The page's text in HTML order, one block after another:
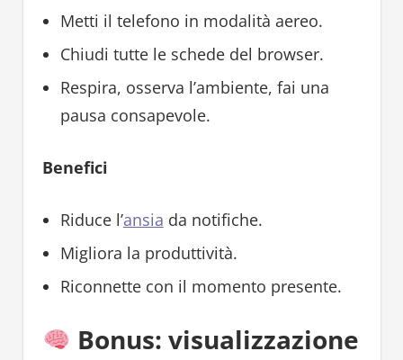
Metti il telefono in modalità aereo.
Chiudi tutte le schede del browser.
Respira, osserva l’ambiente, fai una
pausa consapevole.
Benefici
Riduce l’ansia da notifiche.
Migliora la produttività.
Riconnette con il momento presente.
Bonus: visualizzazione